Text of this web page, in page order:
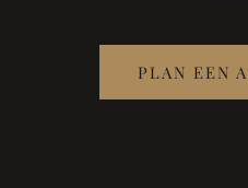
PLAN EEN